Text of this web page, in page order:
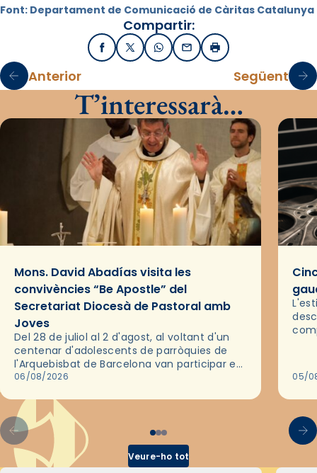
Font: Departament de Comunicació de Càritas Catalunya
Compartir:
FacebookX / TwitterWhatsApp
EmailImprimir
Anterior Següent
T’interessarà…
Mons. David Abadías visita les
convivències “Be Apostle” del
Secretariat Diocesà de Pastoral amb
Joves
Del 28 de juliol al 2 d'agost, al voltant d'un
centenar d'adolescents de parròquies de
l'Arquebisbat de Barcelona van participar en
les convivències Be Apostle, organitzades
06/08/2026 05/
Veure-ho tot